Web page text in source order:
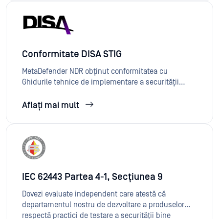
de securitate pentru produse comerciale și federale.
Această realizare permite atât organizațiilor
comerciale, cât și agențiilor federale din S.U.A. să
implementeze Metadefender NDR criptare de
Conformitate DISA STIG
MetaDefender NDR obținut conformitatea cu
Ghidurile tehnice de implementare a securității
Apărare (DISA), asigurând alinierea la cerințele de
Apărării al Statelor Unite. Această conformitate
permiteNDR în siguranțăNDR MetaDefender NDR atât
în mediile federale, cât și în cele comerciale care
impun sisteme consolidate conform STIG.
Aflați mai mult
IEC 62443 Partea 4-1, Secțiunea 9
Dovezi evaluate independent care atestă că
departamentul nostru de dezvoltare a produselor
respectă practici de testare a securității bine